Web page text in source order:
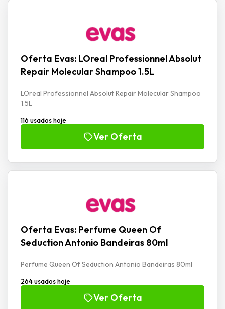
Oferta Evas: LOreal Professionnel Absolut
Repair Molecular Shampoo 1.5L
LOreal Professionnel Absolut Repair Molecular Shampoo
1.5L
116 usados hoje
Ver Oferta
Oferta Evas: Perfume Queen Of
Seduction Antonio Bandeiras 80ml
Perfume Queen Of Seduction Antonio Bandeiras 80ml
264 usados hoje
Ver Oferta